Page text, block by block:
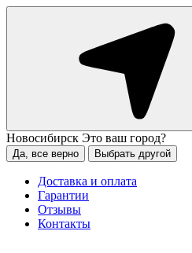
Новосибирск Это ваш город?
Да, все верно Выбрать другой
Доставка и оплата
Гарантии
Отзывы
Контакты